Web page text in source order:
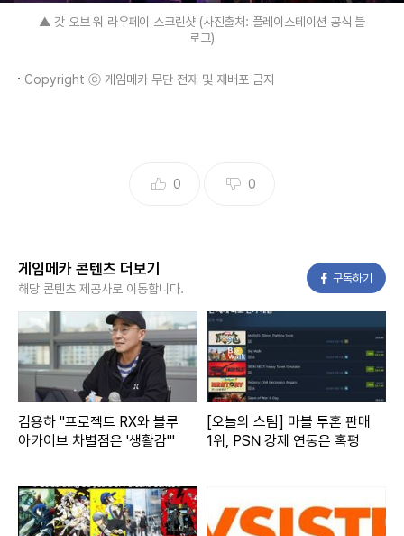
▲ 갓 오브 워 라우페이 스크린샷 (사진출처: 플레이스테이션 공식 블
로그)
Copyright ⓒ 게임메카 무단 전재 및 재배포 금지
0 0
게임메카 콘텐츠 더보기
해당 콘텐츠 제공사로 이동합니다.
구독하기
김용하 "프로젝트 RX와 블루
아카이브 차별점은 '생활감'"
[오늘의 스팀] 마블 투혼 판매
1위, PSN 강제 연동은 혹평